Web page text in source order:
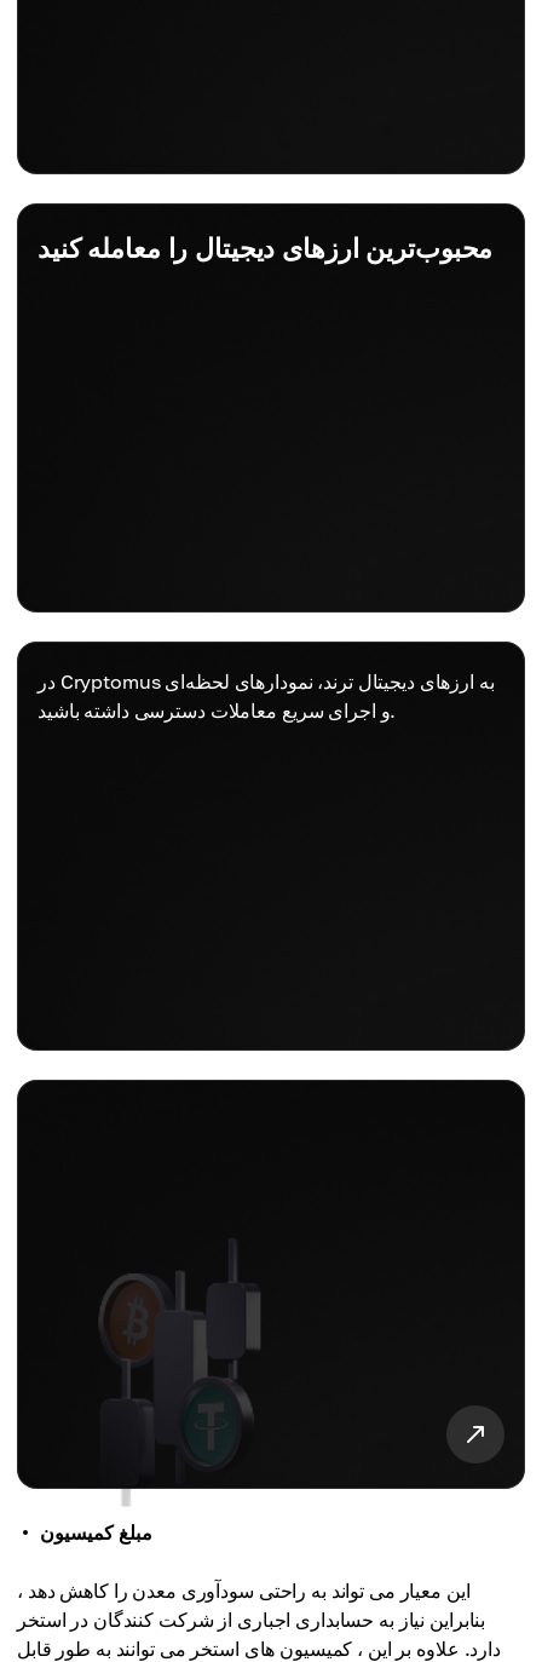
محبوب‌ترین ارزهای دیجیتال را معامله کنید
در Cryptomus به ارزهای دیجیتال ترند، نمودارهای لحظه‌ای
و اجرای سریع معاملات دسترسی داشته باشید.
مبلغ کمیسیون
این معیار می تواند به راحتی سودآوری معدن را کاهش دهد ،
بنابراین نیاز به حسابداری اجباری از شرکت کنندگان در استخر
دارد. علاوه بر این ، کمیسیون های استخر می توانند به طور قابل